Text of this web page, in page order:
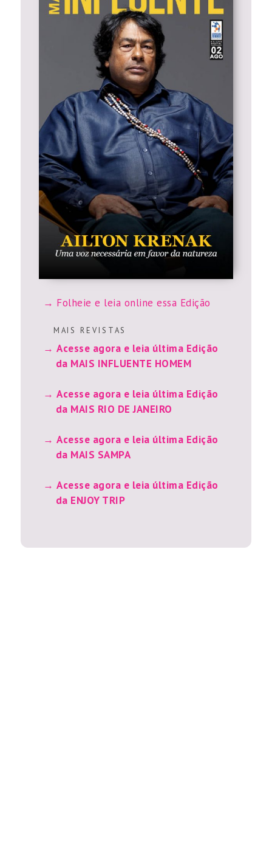
Folheie e leia online essa Edição
M A I S R E V I S T A S
Acesse agora e leia última Edição
da MAIS INFLUENTE HOMEM
Acesse agora e leia última Edição
da MAIS RIO DE JANEIRO
Acesse agora e leia última Edição
da MAIS SAMPA
Acesse agora e leia última Edição
da ENJOY TRIP